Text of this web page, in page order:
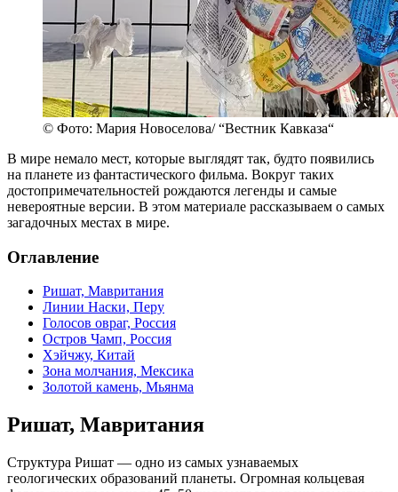
© Фото: Мария Новоселова/ “Вестник Кавказа“
В мире немало мест, которые выглядят так, будто появились
на планете из фантастического фильма. Вокруг таких
достопримечательностей рождаются легенды и самые
невероятные версии. В этом материале рассказываем о самых
загадочных местах в мире.
Оглавление
Ришат, Мавритания
Линии Наски, Перу
Голосов овраг, Россия
Остров Чамп, Россия
Хэйчжу, Китай
Зона молчания, Мексика
Золотой камень, Мьянма
Ришат, Мавритания
Структура Ришат — одно из самых узнаваемых
геологических образований планеты. Огромная кольцевая